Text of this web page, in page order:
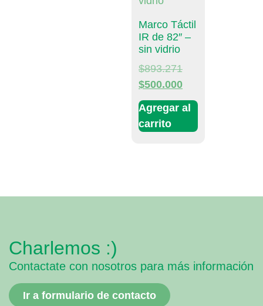
Marco Táctil
IR de 82″ –
sin vidrio
$893.271
$500.000
Agregar al
carrito
Charlemos :)
Contactate con nosotros para más información
Ir a formulario de contacto